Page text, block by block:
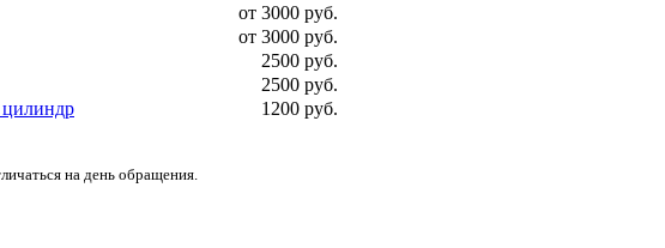
от 3000 руб.
от 3000 руб.
2500 руб.
2500 руб.
цилиндр
1200 руб.
на день обращения.